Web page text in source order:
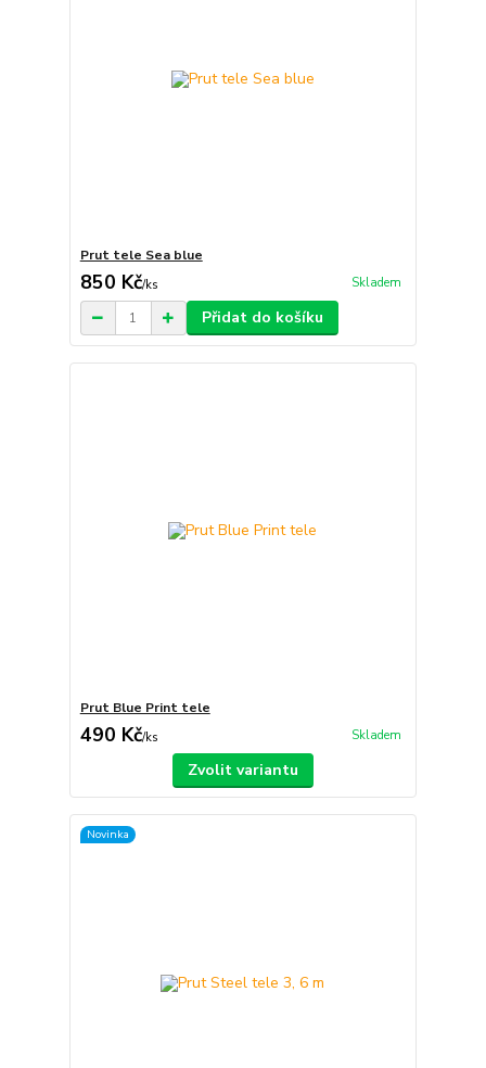
Prut tele Sea blue
850 Kč/ks Skladem
Přidat do košíku
Prut Blue Print tele
490 Kč/ks Skladem
Zvolit variantu
Novinka